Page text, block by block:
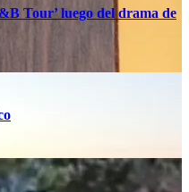
Tour’ luego del drama de